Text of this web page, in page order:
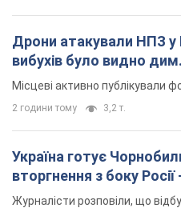
Дрони атакували НПЗ у
вибухів було видно
Місцеві активно публікували
2 години тому 3,2 т.
Україна готує
вторгнення з боку
Журналісти розповіли, що